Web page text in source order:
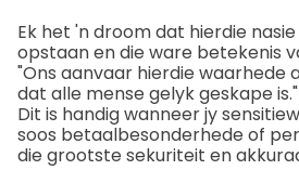
Ek het 'n droom dat hierdie
opstaan ​​en die ware betekenis
"Ons aanvaar hierdie waarhede
dat alle mense gelyk geskape is."
Dit is handig wanneer jy
soos betaalbesonderhede of
die grootste sekuriteit en